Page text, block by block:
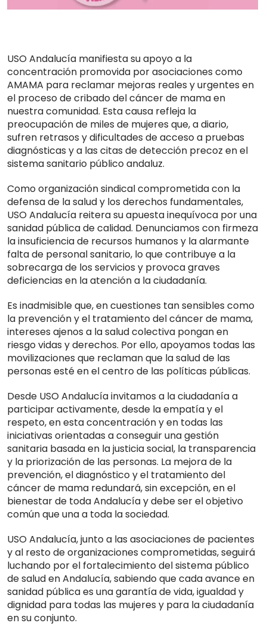
USO Andalucía manifiesta su apoyo a la
concentración promovida por asociaciones como
AMAMA para reclamar mejoras reales y urgentes en
el proceso de cribado del cáncer de mama en
nuestra comunidad. Esta causa refleja la
preocupación de miles de mujeres que, a diario,
sufren retrasos y dificultades de acceso a pruebas
diagnósticas y a las citas de detección precoz en el
sistema sanitario público andaluz.
Como organización sindical comprometida con la
defensa de la salud y los derechos fundamentales,
USO Andalucía reitera su apuesta inequívoca por una
sanidad pública de calidad. Denunciamos con firmeza
la insuficiencia de recursos humanos y la alarmante
falta de personal sanitario, lo que contribuye a la
sobrecarga de los servicios y provoca graves
deficiencias en la atención a la ciudadanía.
Es inadmisible que, en cuestiones tan sensibles como
la prevención y el tratamiento del cáncer de mama,
intereses ajenos a la salud colectiva pongan en
riesgo vidas y derechos. Por ello, apoyamos todas las
movilizaciones que reclaman que la salud de las
personas esté en el centro de las políticas públicas.
Desde USO Andalucía invitamos a la ciudadanía a
participar activamente, desde la empatía y el
respeto, en esta concentración y en todas las
iniciativas orientadas a conseguir una gestión
sanitaria basada en la justicia social, la transparencia
y la priorización de las personas. La mejora de la
prevención, el diagnóstico y el tratamiento del
cáncer de mama redundará, sin excepción, en el
bienestar de toda Andalucía y debe ser el objetivo
común que una a toda la sociedad.
USO Andalucía, junto a las asociaciones de pacientes
y al resto de organizaciones comprometidas, seguirá
luchando por el fortalecimiento del sistema público
de salud en Andalucía, sabiendo que cada avance en
sanidad pública es una garantía de vida, igualdad y
dignidad para todas las mujeres y para la ciudadanía
en su conjunto.